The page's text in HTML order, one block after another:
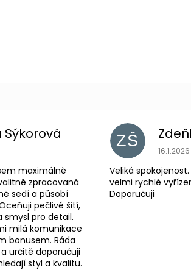
Sýkorová
obchodu je 5 z 5 hvězdiček.
maximálně
zpracovaná
sedí a působí
pečlivé šití,
pro detail.
milá komunikace
bonusem. Ráda
určitě doporučuji
styl a kvalitu.
ZŠ
16.1.2026
Veliká
velmi rychlé
Doporučuji